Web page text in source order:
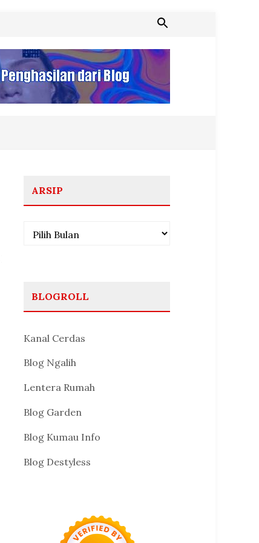
ARSIP
Arsip
BLOGROLL
Kanal Cerdas
Blog Ngalih
Lentera Rumah
Blog Garden
Blog Kumau Info
Blog Destyless